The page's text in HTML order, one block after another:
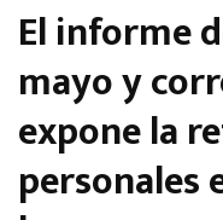
El informe
mayo y
expone la
personales